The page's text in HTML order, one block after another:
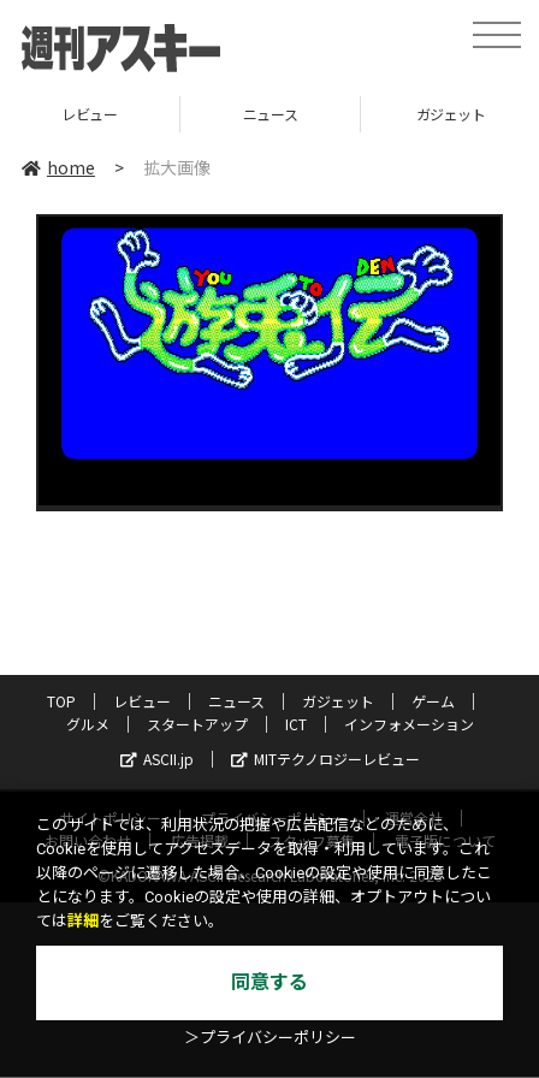
toggle
レビュー ニュース ガジェット
home > 拡大画像
TOP レビュー ニュース ガジェット
ゲーム
グルメ
スタートアップ ICT
インフォメーション
ASCII.jp
MITテクノロジーレビュー
サイトポリシー プライバシーポリシー
運営会社
お問い合わせ
広告掲載 スタッフ募集
電子版について
©KADOKAWA ASCII Research Laboratories, Inc. 2026
このサイトでは、利用状況の把握や広告配信などのために、
Cookieを使用してアクセスデータを取得・利用しています。これ
以降のページに遷移した場合、Cookieの設定や使用に同意したこ
とになります。Cookieの設定や使用の詳細、オプトアウトについ
ては詳細 をご覧ください。
同意する
＞プライバシーポリシー